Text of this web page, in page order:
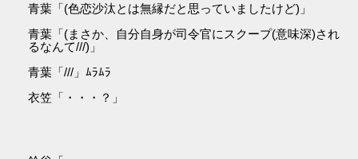
青葉「(色恋沙汰とは無縁だと思っていましたけど)」
青葉「(まさか、自分自身が司令官にスクープ(意味深)され
るなんて///)」
青葉「///」ﾑﾗﾑﾗ
衣笠「・・・？」